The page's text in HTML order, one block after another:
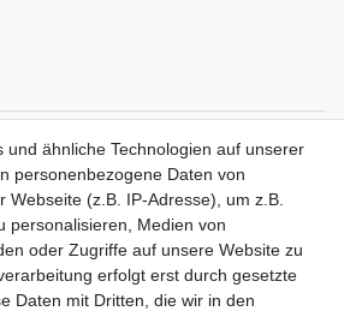
und ähnliche Technologien auf unserer
personenbezogene Daten von
Webseite (z.B. IP-Adresse), um z.B.
personalisieren, Medien von
oder Zugriffe auf unsere Website zu
erfolgt erst durch gesetzte
Daten mit Dritten, die wir in den